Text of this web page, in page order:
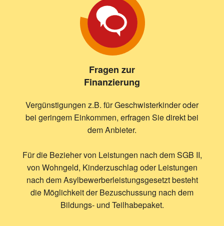
Fragen zur
Finanzierung
Vergünstigungen z.B. für Geschwisterkinder oder
bei geringem Einkommen, erfragen Sie direkt bei
dem Anbieter.
Für die Bezieher von Leistungen nach dem SGB II,
von Wohngeld, Kinderzuschlag oder Leistungen
nach dem Asylbewerberleistungsgesetzt besteht
die Möglichkeit der Bezuschussung nach dem
Bildungs- und Teilhabepaket.